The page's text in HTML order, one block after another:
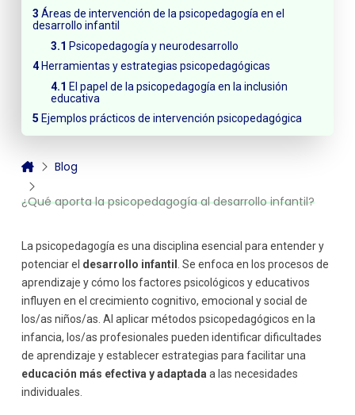
Áreas de intervención de la psicopedagogía en el
desarrollo infantil
Psicopedagogía y neurodesarrollo
Herramientas y estrategias psicopedagógicas
El papel de la psicopedagogía en la inclusión
educativa
Ejemplos prácticos de intervención psicopedagógica
Blog
¿Qué aporta la psicopedagogía al desarrollo infantil?
La psicopedagogía es una disciplina esencial para entender y
potenciar el desarrollo infantil . Se enfoca en los procesos de
aprendizaje y cómo los factores psicológicos y educativos
influyen en el crecimiento cognitivo, emocional y social de
los/as niños/as. Al aplicar métodos psicopedagógicos en la
infancia, los/as profesionales pueden identificar dificultades
de aprendizaje y establecer estrategias para facilitar una
educación más efectiva y adaptada a las necesidades
individuales.